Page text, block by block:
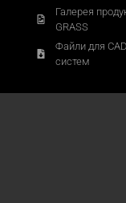
Галерея
GRASS
Файли для CAD
систем